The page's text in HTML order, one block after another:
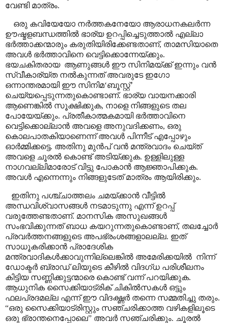
വേണ്ടി മാത്രം.
ഒരു കവിയേയോ നർത്തകനേയോ ആരാധനകലർന്ന
ഊഷ്മളബന്ധത്തിൽ ഭാര്യ ഉറപ്പിച്ചെടുത്താൽ എല്ലാ
ഭർത്താക്കന്മാരും കരുതിയിരിക്കേണ്ടതാണ്, താമസിയാതെ
അവൾ ഭർത്താവിനെ വെട്ടിക്കൊന്നേയ്ക്കും.
ഭയചകിതരായ ആണുങ്ങൾ ഈ സിനിമയ്ക്ക് ഇന്നും വൻ
സ്വീകാര്യ്ത നൽകുന്നത് അവരുടേ ഇഗോ
ഒന്നാന്തരമായി ഈ സിനിമ‘ബൂസ്റ്റ്’
ചെയ്യപ്പെടുന്നതുകൊണ്ടാണ്. ഭാര്യ വായനക്കാരി
ആണെങ്കിൽ സൂക്ഷിക്കുക, നാളെ നിങ്ങളുടെ തല
പോയേയ്ക്കും. പ്രതീകാത്മകമായി ഭർത്താവിനെ
വെട്ടിക്കൊല്ലാൻ അവളെ അനുവദിക്കണം, ഒരു
കൊലപാതകിയാണെന്ന് അവൾ പിന്നീട് എപ്പോഴും
ഓർമ്മിക്കട്ടെ. അതിനു മുൻപ് വൻ മന്ത്രവാദം ചെയ്ത്
അവളെ ചൂരൽ കൊണ്ട് അടിയ്ക്കുക. ഉള്ളിലുള്ള
നാഗവല്ലിമാരോട് വിട്ടു പോകാൻ ആജ്ഞാപിക്കുക.
അവൾ എന്നെന്നും നിങ്ങളുടേത് മാത്രം ആയിരിക്കും.
ഇതിനു പശ്ച്ചാത്തലം ചമയ്ക്കാൻ വീട്ടിൽ
അന്ധവിശ്വാസങ്ങൾ നടമാടുന്നു എന്ന് ഉറപ്പ്
വരുത്തേണ്ടതാണ്. മാനസിക അസുഖങ്ങൾ
സംഭവിക്കുന്നത് ബാധ കയറുന്നതുകൊണ്ടാണ്, തലച്ചോർ
പ്രവർത്തനങ്ങളുടെ അപഭ്രംശങ്ങളാലല്ല. ഇത്
സാധൂകരിക്കാൻ പ്രാദേശിക
മന്ത്രവാദികൾക്കാവുന്നില്ലെങ്കിൽ അമേരിക്കയിൽ നിന്ന്
ഡോക്ടർ ബ്രാഡ് ലിയുടെ കീഴിൽ വിദഗ്ധ പരിശീലനം
കിട്ടിയ സണ്ണിക്കുട്ടന്മാരെ കൊണ്ട് വന്ന് പറയിക്കുക.
ആധുനിക സൈക്കിയാട്രിക് ചികിൽസകൾ ഒട്ടും
ഫലപ്രദമല്ല എന്ന് ഈ വിദഗ്ദ്ധർ തന്നെ സമ്മതിച്ചു തരും.
“ഒരു സൈക്കിയാട്രിസ്റ്റും സഞ്ചരിക്കാത്ത വഴികളിലൂടെ
ഒരു ഭ്രാന്തനെപ്പോലെ” അവർ സഞ്ചരിക്കും. ചൂരൽ